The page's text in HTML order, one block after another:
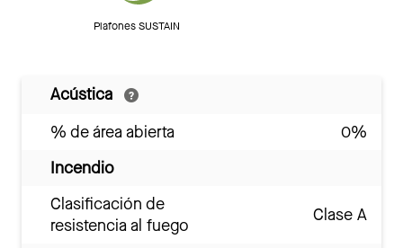
Plafones SUSTAIN
Acústica
% de área abierta
0%
Incendio
Clasificación de
resistencia al fuego
Clase A